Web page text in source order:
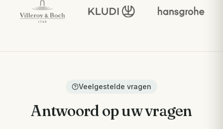
Veelgestelde vragen
Antwoord op uw vragen